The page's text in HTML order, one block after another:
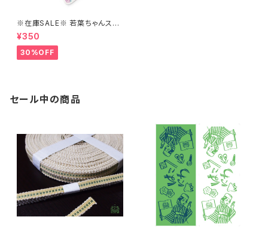
※在庫SALE※ 若葉ちゃんステ
ッカーver.2【はこにわ】
¥350
30%OFF
セール中の商品